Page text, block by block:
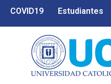
COVID19 Estudiantes